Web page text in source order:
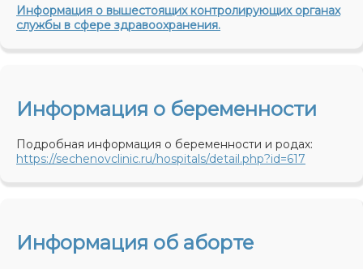
Информация о вышестоящих контролирующих органах
службы в сфере здравоохранения.
Информация о беременности
Подробная информация о беременности и родах:
https://sechenovclinic.ru/hospitals/detail.php?id=617
Информация об аборте